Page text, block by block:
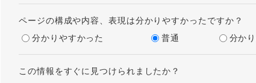
ページの構成や内容、表現は分かりやすかったですか？
分かりやすかった
普通 分か
この情報をすぐに見つけられましたか？